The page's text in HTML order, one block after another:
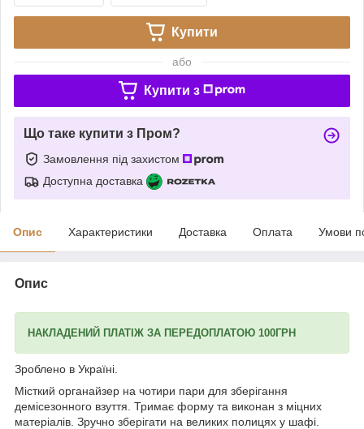
Купити
або
Купити з
Що таке купити з Пром?
Замовлення під захистом
Доступна доставка
Опис Характеристики Доставка Оплата Умови
Опис
НАКЛАДЕНИЙ ПЛАТІЖ ЗА ПЕРЕДОПЛАТОЮ 100ГРН
Зроблено в Україні.
Місткий органайзер на чотири пари для зберігання
демісезонного взуття. Тримає форму та виконан з міцних
матеріалів. Зручно зберігати на великих полицях у шафі.